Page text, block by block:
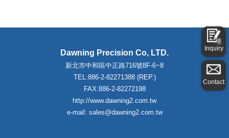
0
Inquiry
Contact
Dawning Precision Co, LTD.
新北市中和區中正路716號8F-6~8
TEL:886-2-82271388 (REP.)
FAX:886-2-82272198
http://www.dawning2.com.tw
e-mail: sales@dawning2.com.tw